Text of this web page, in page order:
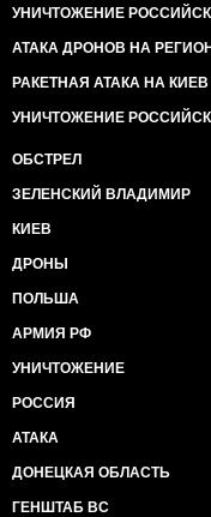
УНИЧТОЖЕНИЕ
АТАКА ДРОНОВ НА
РАКЕТНАЯ АТАКА НА КИЕВ
УНИЧТОЖЕНИЕ
ОБСТРЕЛ
ЗЕЛЕНСКИЙ ВЛАДИМИР
КИЕВ
ДРОНЫ
ПОЛЬША
АРМИЯ РФ
УНИЧТОЖЕНИЕ
РОССИЯ
АТАКА
ДОНЕЦКАЯ ОБЛАСТЬ
ГЕНШТАБ ВС